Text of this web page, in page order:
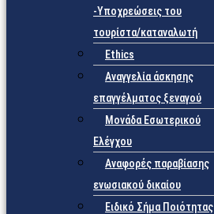
-Υποχρεώσεις του
τουρίστα/καταναλωτή
Ethics
Αναγγελία άσκησης
επαγγέλματος ξεναγού
Μονάδα Εσωτερικού
Ελέγχου
Αναφορές παραβίασης
ενωσιακού δικαίου
Ειδικό Σήμα Ποιότητας